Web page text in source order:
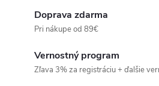
Doprava zdarma
Pri nákupe od 89€
Vernostný program
Zľava 3% za registráciu + ďalšie